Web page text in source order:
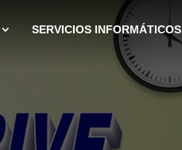
SERVICIOS INFORMÁTICOS